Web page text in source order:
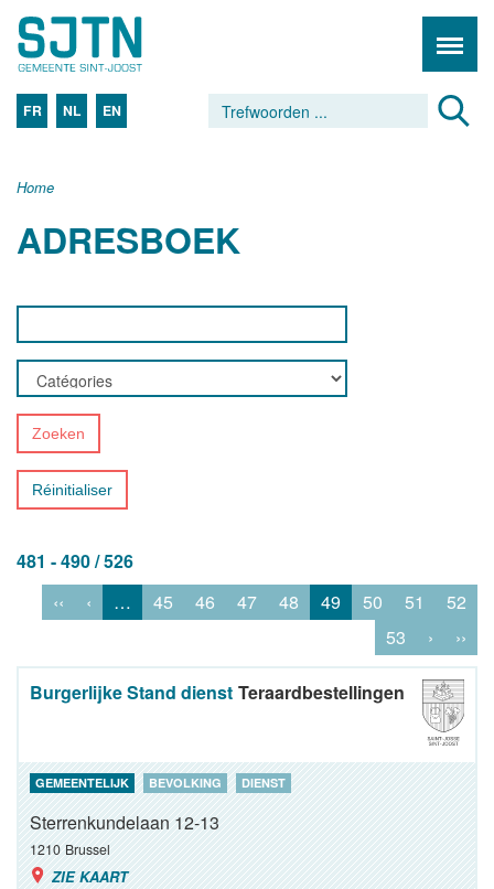
FR NL EN
Home
ADRESBOEK
Zoeken
Réinitialiser
481 - 490 / 526
‹‹
‹ … 45 46 47 48 49 50 51
52
53
› ››
Burgerlijke Stand dienst Teraardbestellingen
GEMEENTELIJK BEVOLKING DIENST
Sterrenkundelaan 12-13
1210 Brussel
ZIE KAART